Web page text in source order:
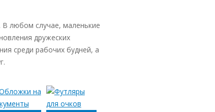
любом случае, маленькие
дружеских
среди рабочих будней, а